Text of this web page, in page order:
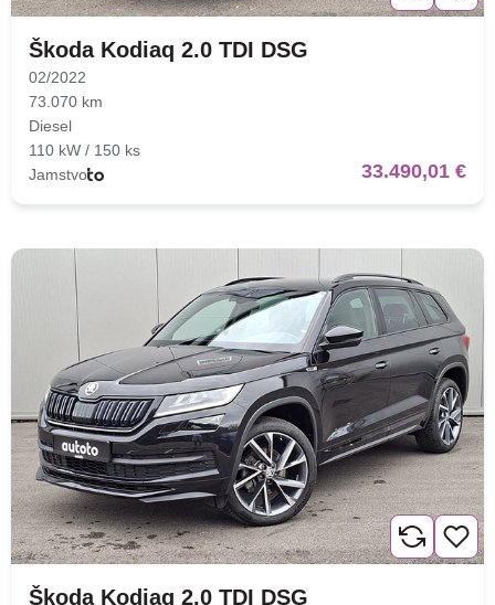
Škoda Kodiaq 2.0 TDI DSG
02/2022
73.070 km
Diesel
110 kW / 150 ks
Jamstvo
33.490,01 €
Škoda Kodiaq 2.0 TDI DSG